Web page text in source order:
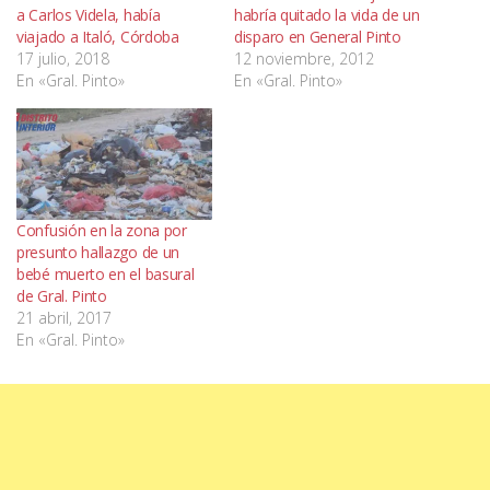
a Carlos Videla, había
viajado a Italó, Córdoba
17 julio, 2018
En «Gral. Pinto»
habría quitado la vida de un
disparo en General Pinto
12 noviembre, 2012
En «Gral. Pinto»
Confusión en la zona por
presunto hallazgo de un
bebé muerto en el basural
de Gral. Pinto
21 abril, 2017
En «Gral. Pinto»